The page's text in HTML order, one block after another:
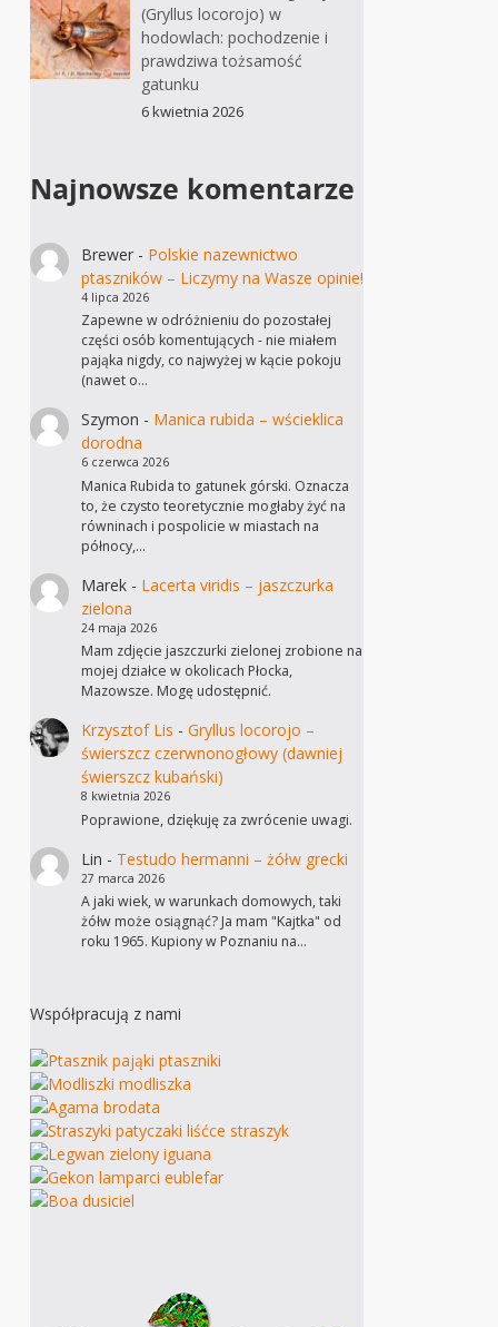
(Gryllus locorojo) w
hodowlach: pochodzenie i
prawdziwa tożsamość
gatunku
6 kwietnia 2026
Najnowsze komentarze
Brewer- Polskie nazewnictwo
ptaszników – Liczymy na Wasze opinie!
4 lipca 2026
Zapewne w odróżnieniu do pozostałej
części osób komentujących - nie miałem
pająka nigdy, co najwyżej w kącie pokoju
(nawet o…
Szymon - Manica rubida – wścieklica
dorodna
6 czerwca 2026
Manica Rubida to gatunek górski. Oznacza
to, że czysto teoretycznie mogłaby żyć na
równinach i pospolicie w miastach na
północy,…
Marek- Lacerta viridis – jaszczurka
zielona
24 maja 2026
Mam zdjęcie jaszczurki zielonej zrobione na
mojej działce w okolicach Płocka,
Mazowsze. Mogę udostępnić.
Krzysztof Lis - Gryllus locorojo –
świerszcz czerwnonogłowy (dawniej
świerszcz kubański)
8 kwietnia 2026
Poprawione, dziękuję za zwrócenie uwagi.
Lin - Testudo hermanni – żółw grecki
27 marca 2026
A jaki wiek, w warunkach domowych, taki
żółw może osiągnąć? Ja mam "Kajtka" od
roku 1965. Kupiony w Poznaniu na…
Współpracują z nami